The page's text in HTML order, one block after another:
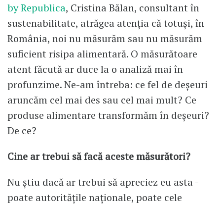
by Republica, Cristina Bălan, consultant în
sustenabilitate, atrăgea atenția că totuși, în
România, noi nu măsurăm sau nu măsurăm
suficient risipa alimentară. O măsurătoare
atent făcută ar duce la o analiză mai în
profunzime. Ne-am întreba: ce fel de deșeuri
aruncăm cel mai des sau cel mai mult? Ce
produse alimentare transformăm în deșeuri?
De ce?
Cine ar trebui să facă aceste măsurători?
Nu știu dacă ar trebui să apreciez eu asta -
poate autoritățile naționale, poate cele